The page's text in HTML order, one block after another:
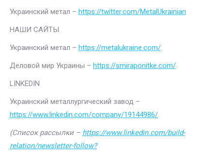
Украинский метал – https://twitter.com/MetalUkrainian
НАШИ САЙТЫ
Украинский метал – https://metalukraine.com/
Деловой мир Украины – https://smiraponitke.com/
LINKEDIN
Украинский металлургический завод –
https://www.linkedin.com/company/19144986/
(Список рассылки – https://www.linkedin.com/build-
relation/newsletter-follow?